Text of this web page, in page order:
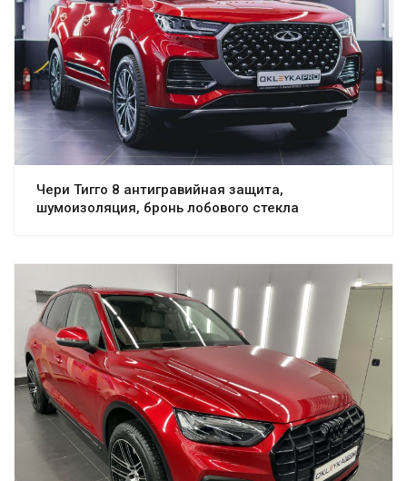
Чери Тигго 8 антигравийная защита,
шумоизоляция, бронь лобового стекла